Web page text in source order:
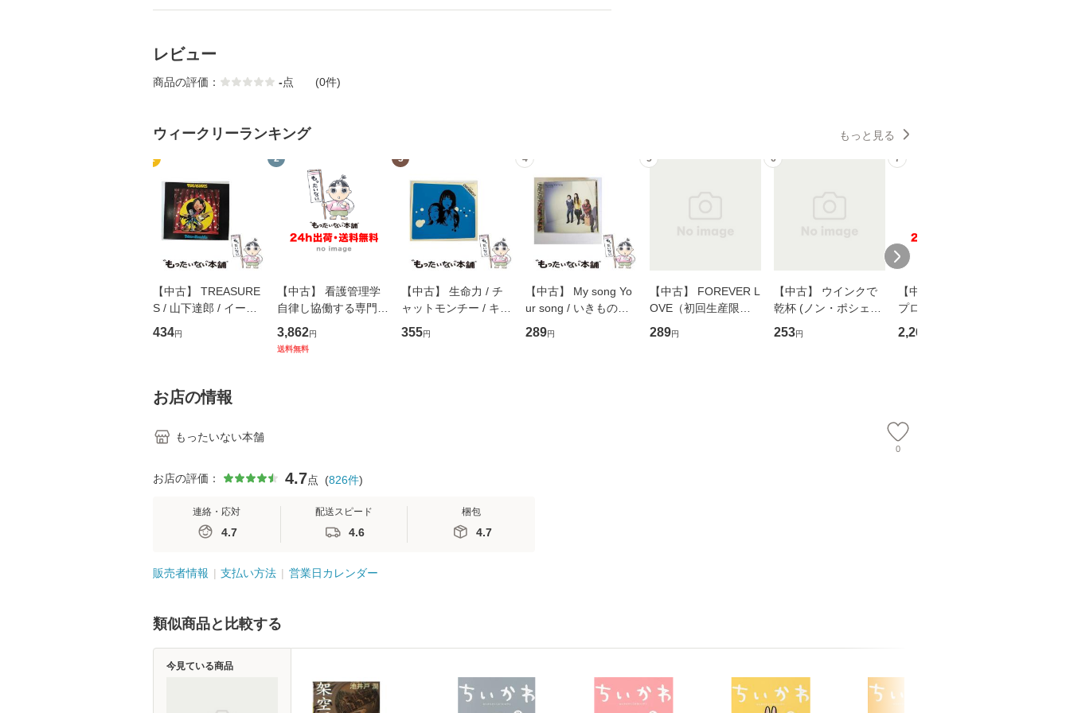
レビュー
商品の評価： -点 (0件)
ウィークリーランキング もっと見る
1
【中古】 TREASURE
S / 山下達郎 / イース
トウエスト・ジャパン
[CD]【メール便送料無
434円
2
【中古】 看護管理学
自律し協働する専門職
の看護マネジメントス
キル 改訂第3版 (看護
3,862円
送料無料
3
【中古】 生命力 / チ
ャットモンチー / キュ
ーンレコード [CD]
【メール便送料無料】
355円
4
【中古】 My song Yo
ur song / いきものが
かり / [CD]【メール便
送料無料】
289円
5
【中古】 FOREVER L
OVE（初回生産限定
盤） / 清水翔太×加藤
ミリヤ / [CD]【メール
289円
6
【中古】 ウインクで
乾杯 (ノン・ポシェッ
ト) / 東野圭吾 / 祥伝
社 [文庫]【メール便送
253円
7
【中古】 野ブタ。を
プロデュース [DVD-B
OX] / バップ [DVD]
【メール便送料無料】
2,266
お店の情報
もったいない本舗
0
お店の評価： 4.7点 (826件)
連絡・応対
4.7
配送スピード
4.6
梱包
4.7
販売者情報 支払い方法 営業日カレンダー
類似商品と比較する
今見ている商品